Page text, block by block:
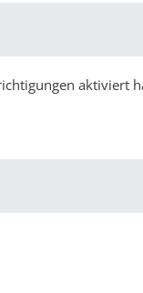
aktiviert